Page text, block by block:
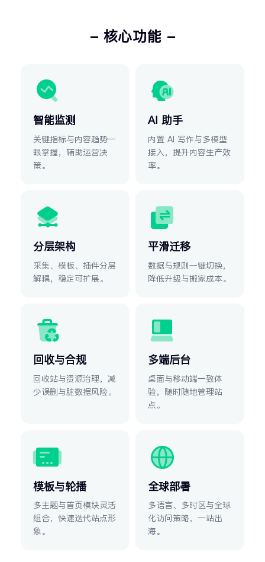
- 核心功能 -
智能监测
关键指标与内容趋势一
眼掌握，辅助运营决
策。
AI 助手
内置 AI 写作与多模型
接入，提升内容生产效
率。
分层架构
采集、模板、插件分层
解耦，稳定可扩展。
平滑迁移
数据与规则一键切换，
降低升级与搬家成本。
回收与合规
回收站与资源治理，减
少误删与脏数据风险。
多端后台
桌面与移动端一致体
验，随时随地管理站
点。
模板与轮播
多主题与首页模块灵活
组合，快速迭代站点形
象。
全球部署
多语言、多时区与全球
化访问策略，一站出
海。